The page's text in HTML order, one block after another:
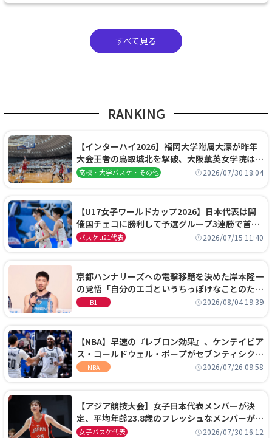
すべて見る
RANKING
【インターハイ2026】福岡大学附属大濠が昨年
大会王者の鳥取城北を撃破、大阪薫英女学院は岐
阜女子に完勝、大会3日目試合結果
高校・大学バスケ・その他 2026/07/30 18:04
【U17女子ワールドカップ2026】日本代表は開
催国チェコに勝利して予選グループ3連勝で首位
通過！準々決勝の相手はエジプトに決定
バスケu21代表 2026/07/15 11:40
京都ハンナリーズへの電撃移籍を決めた岸本隆一
の覚悟「自分のエゴというちっぽけなことのため
に、京都に来たわけではない」
B1 2026/08/04 19:39
【NBA】早速の『レブロン効果』、ケンテイビア
ス・コールドウェル・ポープがセブンティシクサ
ーズに1年契約で加入
NBA 2026/07/26 09:58
【アジア競技大会】女子日本代表メンバーが決
定、平均年齢23.8歳のフレッシュなメンバーが日
本開催の大舞台で頂点を狙う
女子バスケ代表 2026/07/30 16:12